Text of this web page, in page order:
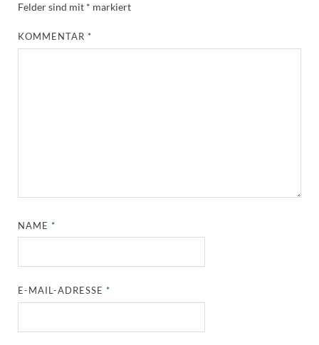
Felder sind mit * markiert
KOMMENTAR*
NAME*
E-MAIL-ADRESSE*